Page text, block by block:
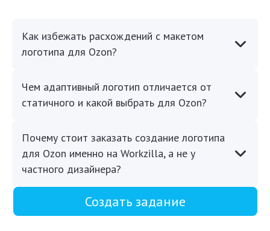
Как избежать расхождений с макетом
логотипа для Ozon?
Чем адаптивный логотип отличается от
статичного и какой выбрать для Ozon?
Почему стоит заказать создание логотипа
для Ozon именно на Workzilla, а не у
частного дизайнера?
Создать задание